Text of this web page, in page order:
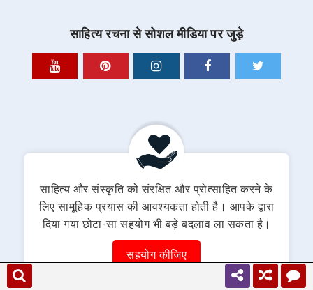
साहित्य रचना से सोशल मीडिया पर जुड़े
साहित्य और संस्कृति को संरक्षित और प्रोत्साहित करने के
लिए सामूहिक प्रयास की आवश्यकता होती है। आपके द्वारा
दिया गया छोटा-सा सहयोग भी बड़े बदलाव ला सकता है।
सहयोग कीजिए